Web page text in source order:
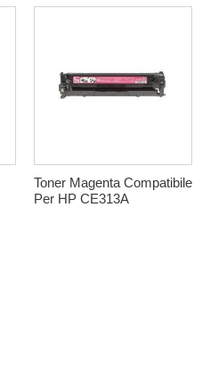
Toner Magenta Compatibile
Per HP CE313A